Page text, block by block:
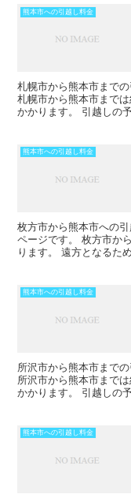
熊本市への引越し料金
札幌市から熊本市まで
札幌市から熊本市まで
かかります。 引越しの
熊本市への引越し料金
枚方市から熊本市への
ページです。 枚方市か
ります。 遠方となるた
熊本市への引越し料金
所沢市から熊本市まで
所沢市から熊本市まで
かかります。 引越しの
熊本市への引越し料金